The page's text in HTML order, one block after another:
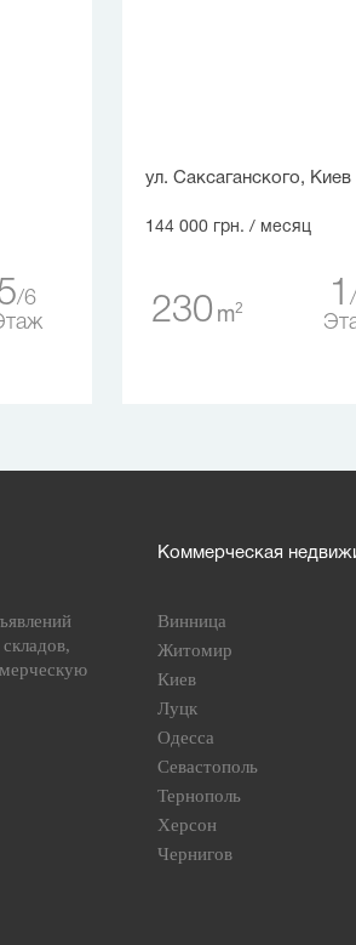
6
ул. Саксаганского, Киев
144 000 грн. / месяц
230 m2 1
Коммерческая
Винница
Житомир
Киев
Луцк
Одесса
Севастополь
Тернополь
Херсон
Чернигов